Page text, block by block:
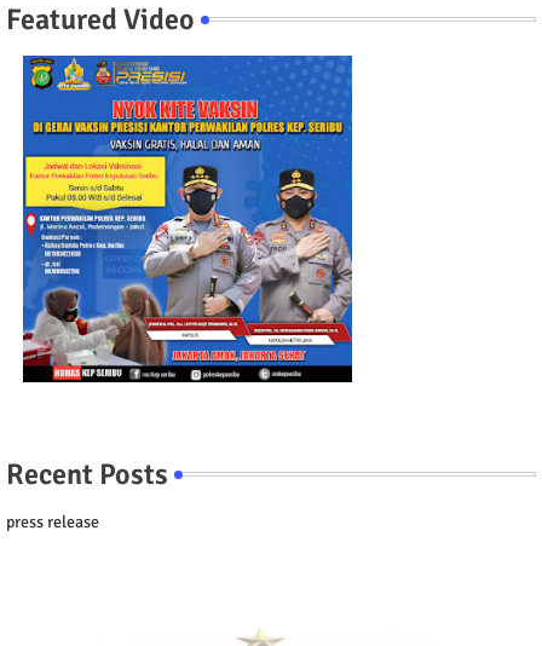
Featured Video
Recent Posts
press release